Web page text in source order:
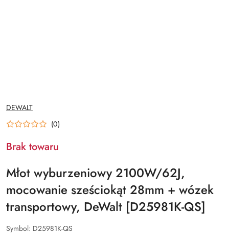
NAZWA
PRODUCENTA:
DEWALT
(0)
Brak towaru
Młot wyburzeniowy 2100W/62J,
mocowanie sześciokąt 28mm + wózek
transportowy, DeWalt [D25981K-QS]
Symbol: D25981K-QS